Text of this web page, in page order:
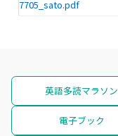
7705_sato.pdf
英語多読マラソン
電子ブック